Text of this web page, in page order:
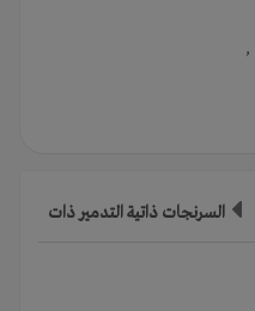
,
السرنجات ذاتية التدمير ذات